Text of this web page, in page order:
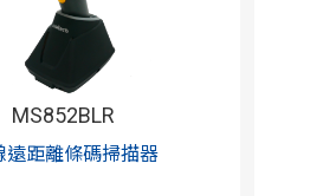
MS852BLR
遠距離條碼掃描器